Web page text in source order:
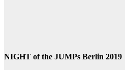
NIGHT of the JUMPs Berlin 2019